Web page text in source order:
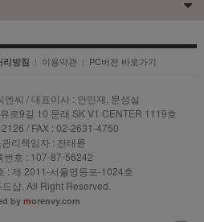
리방침 | 이용약관 | PC버전 바로가기
엔씨 / 대표이사 : 안민재, 문성실
로9길 10 문래 SK V1 CENTER 1119호
/ FAX : 02-2631-4750
리책임자 : 전태륜
번호 : 107-87-56242
: 제 2011-서울영등포-1024호
샵. All Right Reserved.
by morenvy.com